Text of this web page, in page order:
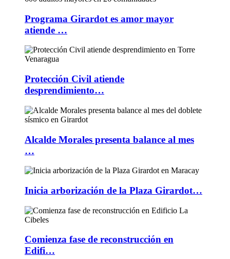
Programa Girardot es amor mayor
atiende …
Protección Civil atiende
desprendimiento…
Alcalde Morales presenta balance al mes
…
Inicia arborización de la Plaza Girardot…
Comienza fase de reconstrucción en
Edifi…